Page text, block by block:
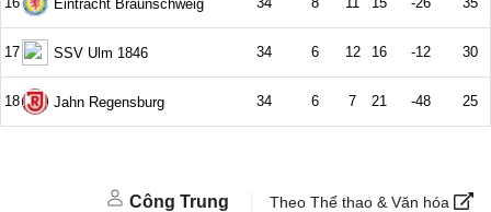
Công Trung Theo Thể thao & Văn hóa